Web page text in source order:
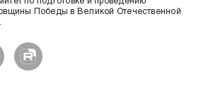
Победы в Великой Отечественной